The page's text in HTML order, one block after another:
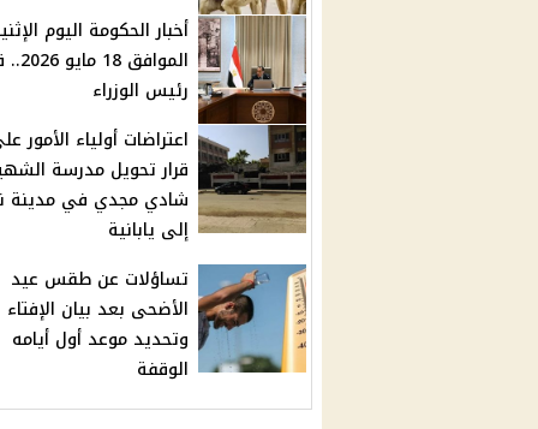
أخبار الحكومة اليوم
رئيس الوزراء
اعتراضات أولياء الأمور
قرار تحويل مدرسة
شادي مجدي في مدينة
إلى يابانية
تساؤلات عن طقس عيد
الأضحى بعد بيان الإفتاء
وتحديد موعد أول أيامه
الوقفة